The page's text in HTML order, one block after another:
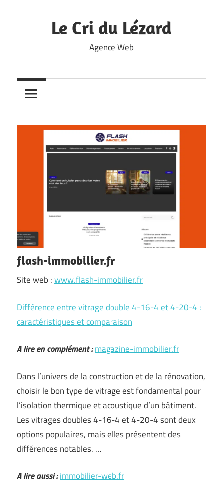
Le Cri du Lézard
Agence Web
flash-immobilier.fr
Site web :www.flash-immobilier.fr
Différence entre vitrage double 4-16-4 et 4-20-4 :
caractéristiques et comparaison
A lire en complément :magazine-immobilier.fr
Dans l’univers de la construction et de la rénovation,
choisir le bon type de vitrage est fondamental pour
l’isolation thermique et acoustique d’un bâtiment.
Les vitrages doubles 4-16-4 et 4-20-4 sont deux
options populaires, mais elles présentent des
différences notables. …
A lire aussi :immobilier-web.fr